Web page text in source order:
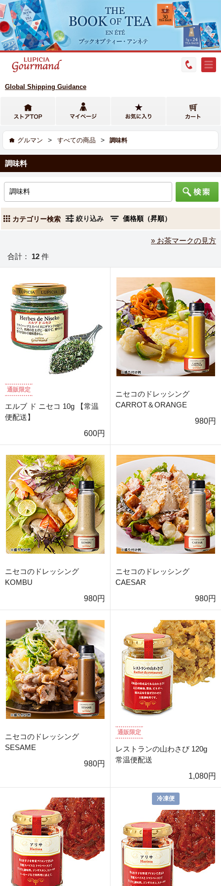
Global Shipping Guidance
グルマン > すべての商品 > 調味料
調味料
カテゴリー検索 絞り込み
» お茶マークの見方
合計： 12 件
通販限定
エルブ ド ニセコ 10g 【常温
便配送】
600円
ニセコのドレッシング
CARROT＆ORANGE
980円
ニセコのドレッシング
KOMBU
980円
ニセコのドレッシング
CAESAR
980円
ニセコのドレッシング
SESAME
980円
通販限定
レストランの山わさび 120g
常温便配送
1,080円
冷凍便